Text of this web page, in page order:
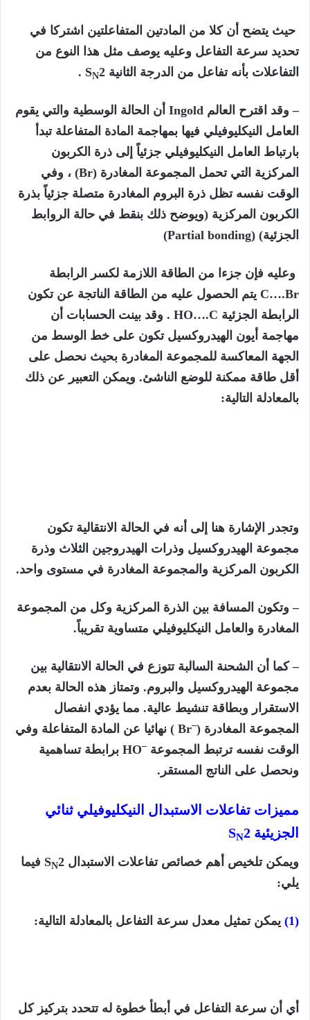
حيث يتضح أن كلا من المادتين المتفاعلتين اشتركا في
تحديد سرعة التفاعل وعليه يوصف مثل هذا النوع من
التفاعلات بأنه تفاعل من الدرجة الثانية S
N2 .
– وقد اقترح العالم Ingold أن الحالة الوسطية والتي يقوم
العامل النيكليوفيلي فيها بمهاجمة المادة المتفاعلة تبدأ
بارتباط العامل النيكليوفيلي جزئياً إلى ذرة الكربون
المركزية التي تحمل المجموعة المغادرة (Br) ، وفي
الوقت نفسه تظل ذرة البروم المغادرة متصلة جزئياً بذرة
الكربون المركزية (ويوضح ذلك بنقط في حالة الروابط
الجزئية) (Partial bonding)
وعليه فإن جزءا من الطاقة اللازمة لكسر الرابطة
C….Br يتم الحصول عليه من الطاقة الناتجة عن تكون
الرابطة الجزئية HO….C . وقد بينت الحسابات أن
مهاجمة أيون الهيدروكسيل تكون على خط الوسط من
الجهة المعاكسة للمجموعة المغادرة بحيث نحصل على
أقل طاقة ممكنة للوضع الناشئ. ويمكن التعبير عن ذلك
بالمعادلة التالية:
وتجدر الإشارة هنا إلى أنه في الحالة الانتقالية تكون
مجموعة الهيدروكسيل وذرات الهيدروجين الثلاث وذرة
الكربون المركزية والمجموعة المغادرة في مستوى واحد.
– وتكون المسافة بين الذرة المركزية وكل من المجموعة
المغادرة والعامل النيكليوفيلي متساوية تقريباً.
– كما أن الشحنة السالبة تتوزع في الحالة الانتقالية بين
مجموعة الهيدروكسيل والبروم. وتمتاز هذه الحالة بعدم
الاستقرار وبطاقة تنشيط عالية. مما يؤدي انفصال
المجموعة المغادرة (–
Br ) نهائيا عن المادة المتفاعلة وفي
الوقت نفسه ترتبط المجموعة –
HO برابطة تساهمية
ونحصل على الناتج المستقر.
مميزات تفاعلات الاستبدال النيكليوفيلي ثنائي
الجزيئية S
N2
ويمكن تلخيص أهم خصائص تفاعلات الاستبدال S N
2 فيما
يلي:
(1) يمكن تمثيل معدل سرعة التفاعل بالمعادلة التالية:
أي أن سرعة التفاعل في أبطأ خطوة له تتحدد بتركيز كل